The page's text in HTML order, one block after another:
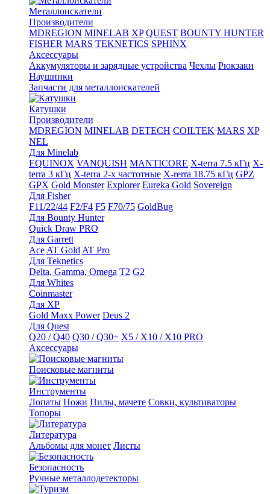
Металлоискатели
Производители
MDREGION MINELAB XP QUEST BOUNTY HUNTER
FISHER MARS TEKNETICS SPHINX
Аксессуары
Аккумуляторы и зарядные устройства Чехлы Рюкзаки
Наушники
Запчасти для металлоискателей
Катушки
Производители
MDREGION MINELAB DETECH COILTEK MARS XP
NEL
Для Minelab
EQUINOX VANQUISH MANTICORE X-terra 7.5 кГц X-
terra 3 кГц X-terra 2-х частотные X-rerra 18.75 кГц GPZ
GPX Gold Monster Explorer Eureka Gold Sovereign
Для Fisher
F11/22/44 F2/F4 F5 F70/75 GoldBug
Для Bounty Hunter
Quick Draw PRO
Для Garrett
Ace AT Gold AT Pro
Для Teknetics
Delta, Gamma, Omega Т2 G2
Для Whites
Coinmaster
Для XP
Gold Maxx Power Deus 2
Для Quest
Q20 / Q40 Q30 / Q30+ X5 / X10 / X10 PRO
Аксессуары
Поисковые магниты
Инструменты
Лопаты Ножи Пилы, мачете Совки, культиваторы
Топоры
Литература
Альбомы для монет Листы
Безопасность
Ручные металлодетекторы